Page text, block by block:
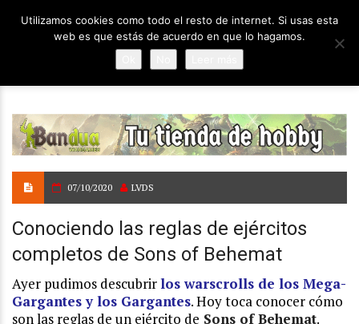
07/10/2020 LVDS
Conociendo las reglas de ejércitos
completos de Sons of Behemat
Ayer pudimos descubrirlos warscrolls de los Mega-
Gargantes y los Gargantes. Hoy toca conocer cómo
son las reglas de un ejército de Sons of Behemat.
Utilizamos cookies como todo el resto de internet. Si usas esta
web es que estás de acuerdo en que lo hagamos.